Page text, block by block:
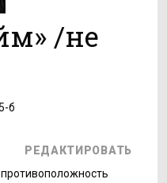
/не
б
РЕДАКТИРОВАТЬ